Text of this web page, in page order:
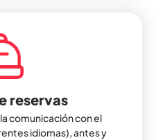
reservas
comunicación con el
idiomas), antes y